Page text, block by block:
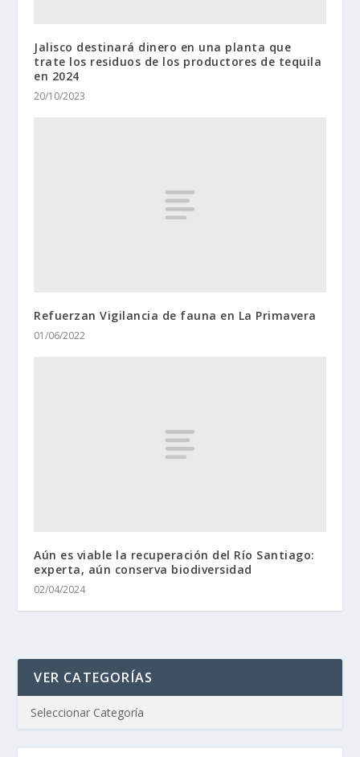
Jalisco destinará dinero en una planta que
trate los residuos de los productores de tequila
en 2024
20/10/2023
Refuerzan Vigilancia de fauna en La Primavera
01/06/2022
Aún es viable la recuperación del Río Santiago:
experta, aún conserva biodiversidad
02/04/2024
VER CATEGORÍAS